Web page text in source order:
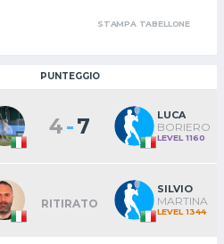
STAMPA TABELLONE
PUNTEGGIO
4-7 LUCA
BORIERO
LEVEL 1160
RITIRATO
SILVIO
MARTINA
LEVEL 1344